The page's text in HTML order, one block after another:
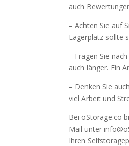
auch
– Achten Sie auf
Lagerplatz sollte
– Fragen Sie
auch länger. Ein
– Denken Sie
viel Arbeit und
Bei oStorage.co
Mail unter
Ihren